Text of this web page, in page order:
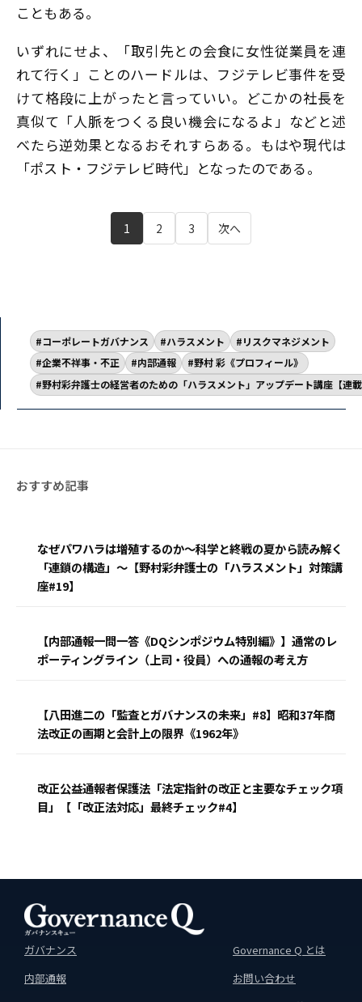
こともある。
いずれにせよ、「取引先との会食に女性従業員を連
れて行く」ことのハードルは、フジテレビ事件を受
けて格段に上がったと言っていい。どこかの社長を
真似て「人脈をつくる良い機会になるよ」などと述
べたら逆効果となるおそれすらある。もはや現代は
「ポスト・フジテレビ時代」となったのである。
1 2 3 次へ
コーポレートガバナンス ハラスメント
リスクマネジメント
企業不祥事・不正
内部通報
野村 彩《プロフィール》
野村彩弁護士の経営者のための「ハラスメント」アップデート講座【連
なぜパワハラは増殖するのか〜科学と終戦の夏から読み解く
「連鎖の構造」〜【野村彩弁護士の「ハラスメント」対策講
座#19】
【内部通報一問一答《DQシンポジウム特別編》】通常のレ
ポーティングライン（上司・役員）への通報の考え方
【八田進二の「監査とガバナンスの未来」#8】昭和37年商
法改正の画期と会計上の限界《1962年》
改正公益通報者保護法「法定指針の改正と主要なチェック項
目」【「改正法対応」最終チェック#4】
ガバナンス
内部通報
Governance Q とは
お問い合わせ